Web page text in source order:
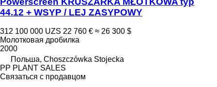
44.12 + WSYP / LEJ ZASYPOWY
312 100 000 UZS 22 760 € ≈ 26 300 $
Молотковая дробилка
2000
Польша, Choszczówka Stojecka
PP PLANT SALES
Связаться с продавцом